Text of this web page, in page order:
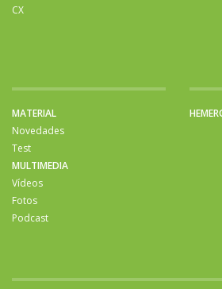
CX
MATERIAL
Novedades
Test
MULTIMEDIA
Vídeos
Fotos
Podcast